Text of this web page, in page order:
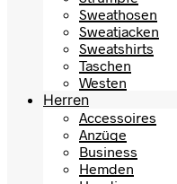
Sweathosen
Sweatjacken
Sweatshirts
Taschen
Westen
Herren
Accessoires
Anzüge
Business
Hemden